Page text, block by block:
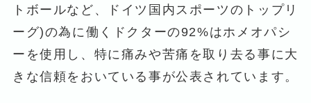
トボールなど、ドイツ国内スポーツのトップリ
ーグ)の為に働くドクターの92%はホメオパシ
ーを使用し、特に痛みや苦痛を取り去る事に大
きな信頼をおいている事が公表されています。